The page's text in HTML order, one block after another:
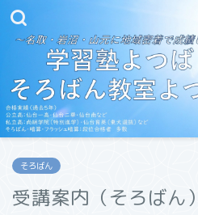
そろばん
受講案内（そろばん）